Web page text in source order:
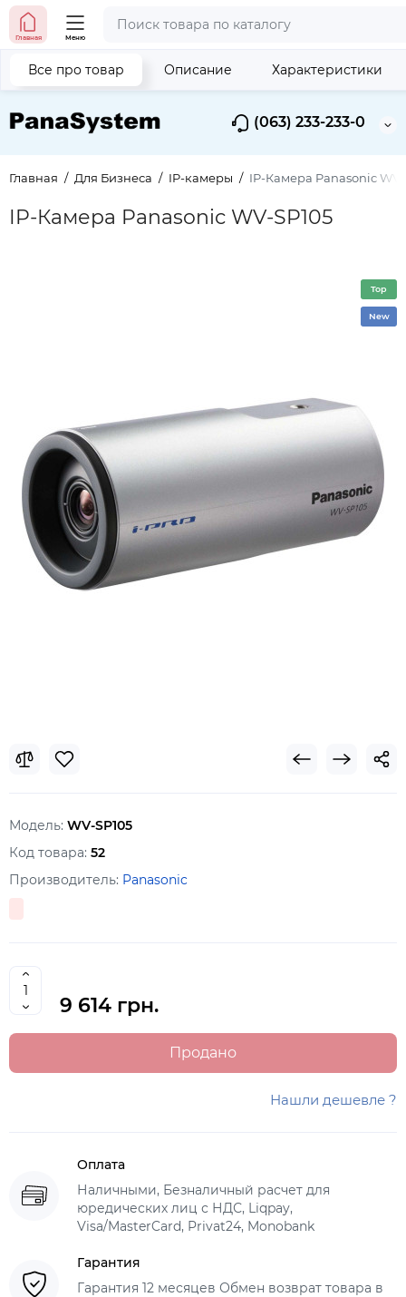
(063) 233-233-0
Главная Меню
Главная Для Бизнеса IP-камеры IP-Камера Panasonic WV-
IP-Камера Panasonic WV-SP105
Все про товар Описание Характеристики
Top
New
Модель: WV-SP105
Код товара: 52
Производитель: Panasonic
9 614 грн.
Продано
Нашли дешевле ?
Оплата
Наличными, Безналичный расчет для
юредических лиц с НДС, Liqpay,
Visa/MasterCard, Privat24, Monobank
Гарантия
Гарантия 12 месяцев Обмен возврат товара в